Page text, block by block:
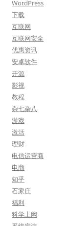
WordPress
下载
互联网
互联网安全
优惠资讯
安卓软件
开源
影视
教程
杂七杂八
游戏
激活
理财
电信运营商
电商
知乎
石家庄
福利
科学上网